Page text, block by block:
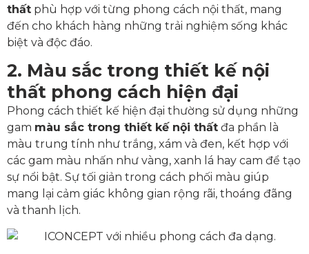
thất phù hợp với từng phong cách nội thất, mang
đến cho khách hàng những trải nghiệm sống khác
biệt và độc đáo.
2. Màu sắc trong thiết kế nội
thất phong cách hiện đại
Phong cách thiết kế hiện đại thường sử dụng những
gam màu sắc trong thiết kế nội thất đa phần là
màu trung tính như trắng, xám và đen, kết hợp với
các gam màu nhấn như vàng, xanh lá hay cam để tạo
sự nổi bật. Sự tối giản trong cách phối màu giúp
mang lại cảm giác không gian rộng rãi, thoáng đãng
và thanh lịch.